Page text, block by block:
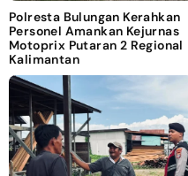
Polresta Bulungan Kerahkan
Personel Amankan Kejurnas
Motoprix Putaran 2 Regional
Kalimantan